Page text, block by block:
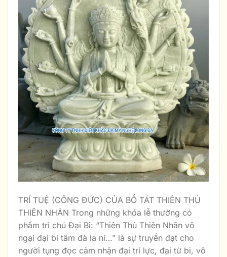
TRÍ TUỆ (CÔNG ĐỨC) CỦA BỒ TÁT THIÊN THỦ
THIÊN NHẢN Trong những khóa lễ thường có
phẩm trì chú Đại Bi: “Thiên Thủ Thiên Nhãn vô
ngại đại bi tâm đà la ni…” là sự truyền đạt cho
người tụng đọc cảm nhận đại trí lực, đại từ bi, vô